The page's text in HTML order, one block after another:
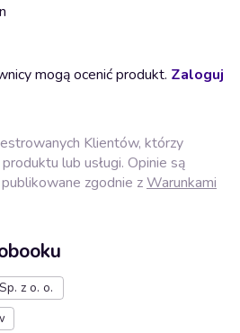
mogą ocenić produkt. Zaloguj
Klientów, którzy
lub usługi. Opinie są
zgodnie zWarunkami
z o. o.